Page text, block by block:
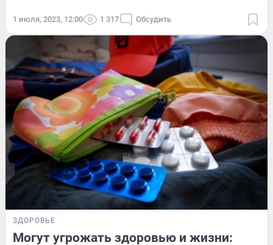
1 июля, 2023, 12:00 1 317 Обсудить
ЗДОРОВЬЕ
Могут угрожать здоровью и жизни: